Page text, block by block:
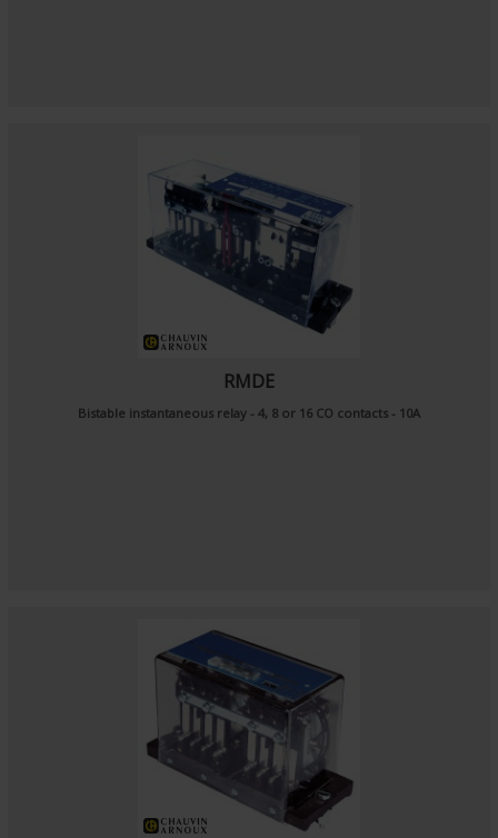
RMDE
Bistable instantaneous relay - 4, 8 or 16 CO contacts - 10A